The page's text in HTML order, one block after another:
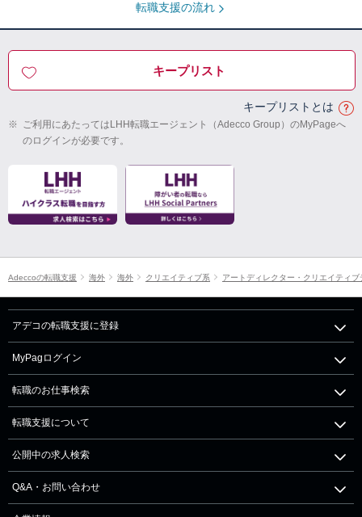
転職支援の流れ
キープリスト
キープリストとは
※ ご利用にあたってはLHH転職エージェント（Adecco Group）のMyPageへ
のログインが必要です。
Adeccoの転職支援 海外 海外 クリエイティブ系 アートディレクター・クリエイティブ
アデコの転職支援に登録
MyPagログイン
転職のお仕事検索
転職支援について
公開中の求人検索
Q&A・お問い合わせ